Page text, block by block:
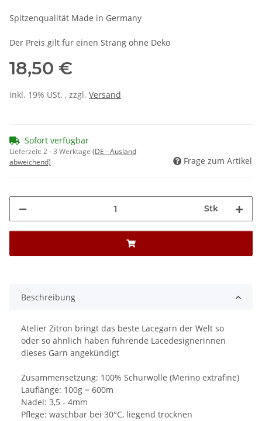
Spitzenqualität Made in Germany
Der Preis gilt für einen Strang ohne Deko
18,50 €
inkl. 19% USt. , zzgl. Versand
Sofort verfügbar
Lieferzeit:2 - 3 Werktage (DE - Ausland
abweichend)
Frage zum Artikel
Stk
Beschreibung
Atelier Zitron bringt das beste Lacegarn der Welt so
oder so ähnlich haben führende Lacedesignerinnen
dieses Garn angekündigt
Zusammensetzung: 100% Schurwolle (Merino extrafine)
Lauflänge: 100g = 600m
Nadel: 3,5 - 4mm
Pflege: waschbar bei 30°C, liegend trocknen